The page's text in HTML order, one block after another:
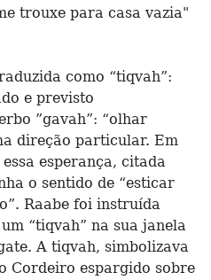
trouxe para casa vazia"
como “tiqvah”:
e previsto
”gavah”: “olhar
direção particular. Em
esperança, citada
o sentido de “esticar
Raabe foi instruída
“tiqvah” na sua janela
A tiqvah, simbolizava
Cordeiro espargido sobre